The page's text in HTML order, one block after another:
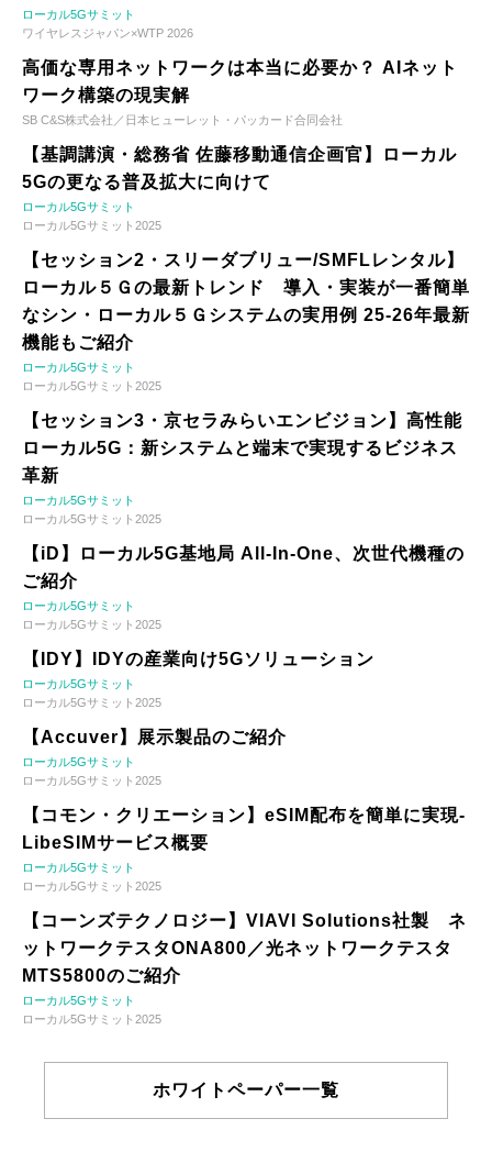
ローカル5Gサミット
ワイヤレスジャパン×WTP 2026
高価な専用ネットワークは本当に必要か？ AIネット
ワーク構築の現実解
SB C&S株式会社／日本ヒューレット・パッカード合同会社
【基調講演・総務省 佐藤移動通信企画官】ローカル
5Gの更なる普及拡大に向けて
ローカル5Gサミット
ローカル5Gサミット2025
【セッション2・スリーダブリュー/SMFLレンタル】
ローカル５Ｇの最新トレンド 導入・実装が一番簡単
なシン・ローカル５Ｇシステムの実用例 25-26年最新
機能もご紹介
ローカル5Gサミット
ローカル5Gサミット2025
【セッション3・京セラみらいエンビジョン】高性能
ローカル5G：新システムと端末で実現するビジネス
革新
ローカル5Gサミット
ローカル5Gサミット2025
【iD】ローカル5G基地局 All-In-One、次世代機種の
ご紹介
ローカル5Gサミット
ローカル5Gサミット2025
【IDY】IDYの産業向け5Gソリューション
ローカル5Gサミット
ローカル5Gサミット2025
【Accuver】展示製品のご紹介
ローカル5Gサミット
ローカル5Gサミット2025
【コモン・クリエーション】eSIM配布を簡単に実現-
LibeSIMサービス概要
ローカル5Gサミット
ローカル5Gサミット2025
【コーンズテクノロジー】VIAVI Solutions社製 ネ
ットワークテスタONA800／光ネットワークテスタ
MTS5800のご紹介
ローカル5Gサミット
ローカル5Gサミット2025
ホワイトペーパー一覧